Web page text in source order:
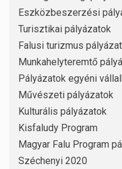
Eszközbeszerzési
Turisztikai pályázatok
Falusi turizmus
Munkahelyteremtő
Pályázatok egyéni
Művészeti pályázatok
Kulturális pályázatok
Kisfaludy Program
Magyar Falu Program
Széchenyi 2020